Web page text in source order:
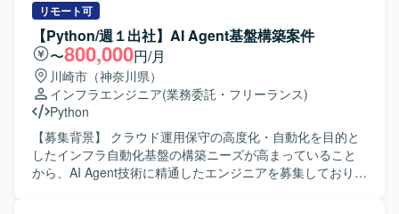
しい生活圏のカタチをつくる」といったミッションに共感
し、変化の大きい環境で挑戦したいと考えている方を求め
ております。 EC体験の可能性に関心を持ち、ソフトウェア
を軸に大きなチャレンジを行いたい方に参画していただき
たいです。 事業インパクトを意識しながら、データとモデ
ルを用いて課題解決を進める姿勢をお持ちの方を歓迎いた
します。 【ポジションの魅力】 実装したモデルの改善が売
上や滞在時間、継続率などのKPIに直接反映される環境で開
発していただけます。 既に本番稼働しているレコメンドエ
ンジンの次世代アーキテクチャを、自身の技術判断で設
ていただきます。チャットベースのUIを通じて、シフト作
成および改善提案を行うAgentの要件整理、アーキテクチャ
検討、技術選定、設計、実装、評価を担当していただきま
す。RFP段階から参画し、Phase0（要件定義／PoC準備）
およびPhase1（Agent構築／評価）まで一貫して推進して
いただきます。 【求める人物像】 要件が流動的な環境下で
も主体性を持って技術選定や設計方針をリードできる方を
求めております。また、ステークホルダーとのコミュニケ
ーションを通じて課題を整理し、AIエージェントの価値最
大化に向けた提案や改善を積極的に行っていただける方が
リモート可
【Python/週１出社】AI Agent基盤構築案件
〜800,000円/月
川崎市（神奈川県）
インフラエンジニア(業務委託・フリーランス)
Python
【募集背景】 クラウド運用保守の高度化・自動化を目的と
したインフラ自動化基盤の構築ニーズが高まっていること
から、AI Agent技術に精通したエンジニアを募集しておりま